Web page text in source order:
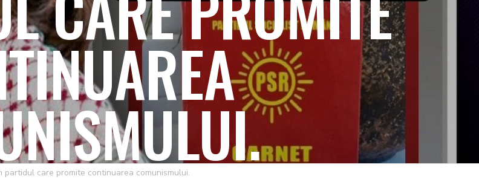
care promite continuarea comunismului.